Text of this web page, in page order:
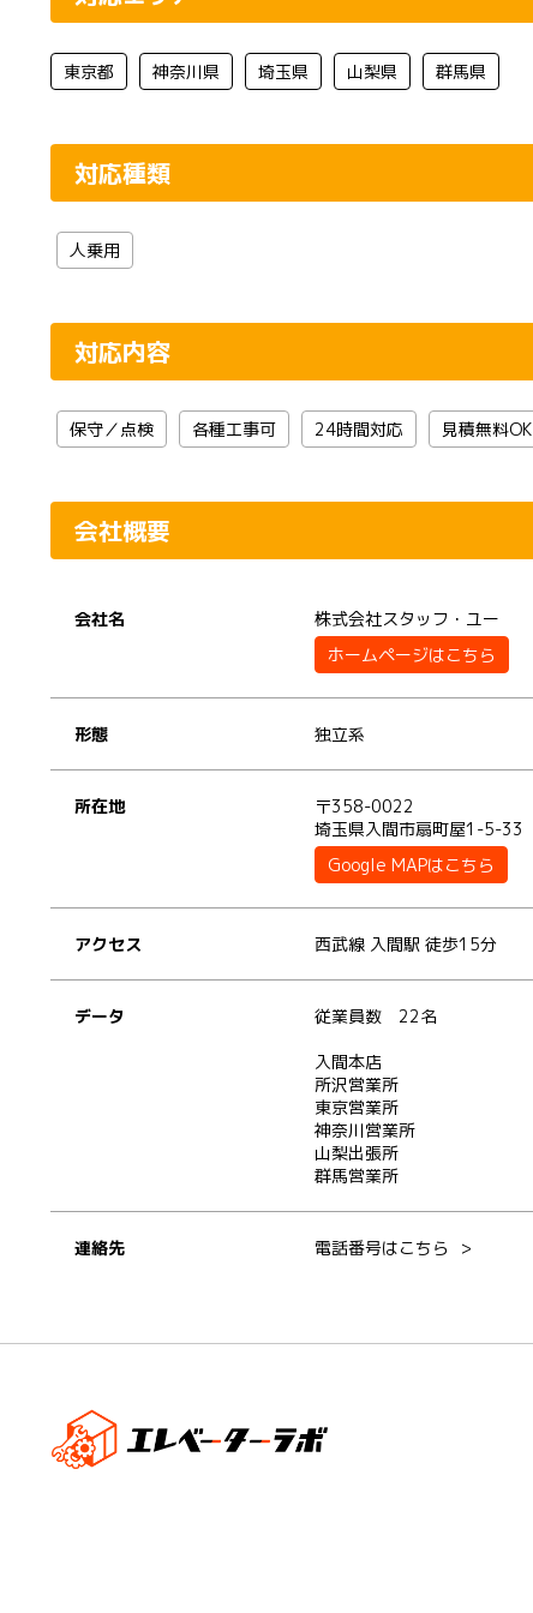
東京都 神奈川県 埼玉県 山梨県 群馬県
対応種類
人乗用
対応内容
保守／点検 各種工事可 24時間対応 見積無料OK
会社概要
会社名
株式会社スタッフ・ユー
ホームページはこちら
形態 独立系
所在地
〒358-0022
埼玉県入間市扇町屋1-5-33
Google MAPはこちら
アクセス 西武線 入間駅 徒歩15分
データ
従業員数 22名
入間本店
所沢営業所
東京営業所
神奈川営業所
山梨出張所
群馬営業所
連絡先 電話番号はこちら